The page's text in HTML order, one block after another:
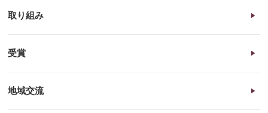
取り組み
受賞
地域交流